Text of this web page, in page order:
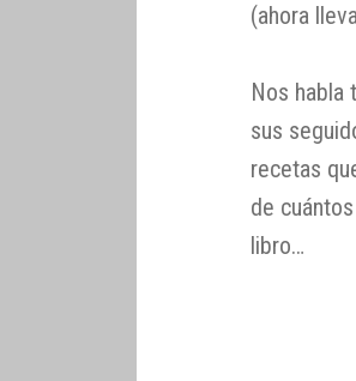
(ahora
Nos
sus
recetas
de
libro…